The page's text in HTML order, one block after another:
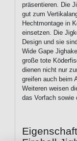
präsentieren. Die
gut zum
Hechtmontage in
einsetzen. Die
Design und sie
Wide Gape
große tote
dienen nicht nur
greifen auch beim
Weiteren weisen
das Vorfach sowie